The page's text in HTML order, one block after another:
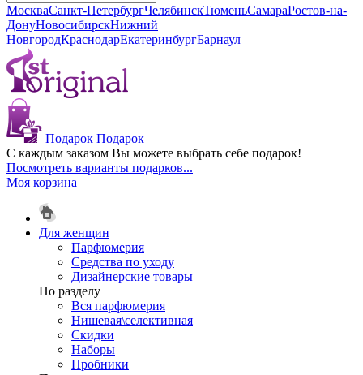
МоскваСанкт-ПетербургЧелябинскТюменьСамараРостов-на-
ДонуНовосибирскНижний
НовгородКраснодарЕкатеринбургБарнаул
Подарок Подарок
С каждым заказом Вы можете выбрать себе подарок!
Посмотреть варианты подарков...
Моя корзина
Для женщин
Парфюмерия
Средства по уходу
Дизайнерские товары
По разделу
Вся парфюмерия
Нишевая\селективная
Скидки
Наборы
Пробники